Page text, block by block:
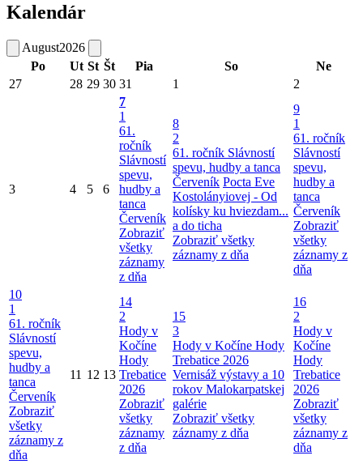
Kalendár
August2026
Po
Ut St Št Pia So
Ne
27
28 29 30 31 1 2
3 4 5 6
7
1
61.
ročník
Slávností
spevu,
hudby a
tanca
Červeník
Zobraziť
všetky
záznamy
z dňa
8
2
61. ročník Slávností
spevu, hudby a tanca
Červeník Pocta Eve
Kostolányiovej - Od
kolísky ku hviezdam...
a do ticha
Zobraziť všetky
záznamy z dňa
9
1
61. ročník
Slávností
spevu,
hudby a
tanca
Červeník
Zobraziť
všetky
záznamy z
dňa
10
1
61. ročník
Slávností
spevu,
hudby a
tanca
Červeník
Zobraziť
všetky
záznamy z
dňa
11 12 13
14
2
Hody v
Kočíne
Hody
Trebatice
2026
Zobraziť
všetky
záznamy
z dňa
15
3
Hody v Kočíne Hody
Trebatice 2026
Vernisáž výstavy a 10
rokov Malokarpatskej
galérie
Zobraziť všetky
záznamy z dňa
16
2
Hody v
Kočíne
Hody
Trebatice
2026
Zobraziť
všetky
záznamy z
dňa